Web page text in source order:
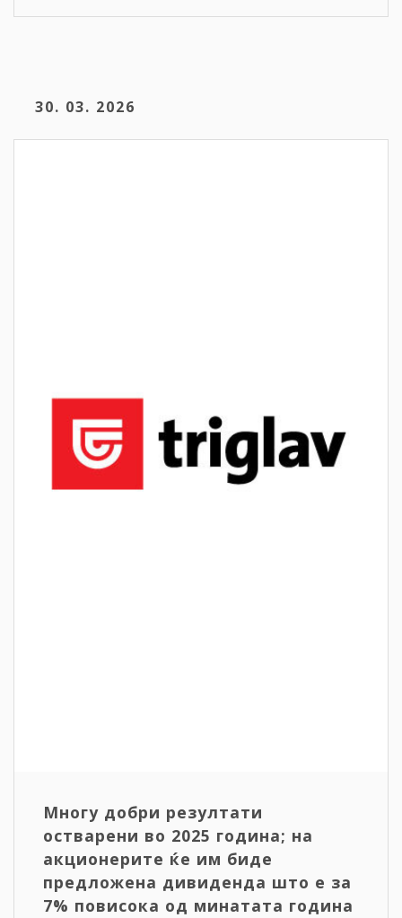
30. 03. 2026
Многу добри резултати
остварени во 2025 година; на
акционерите ќе им биде
предложена дивиденда што е за
7% повисока од минатата година